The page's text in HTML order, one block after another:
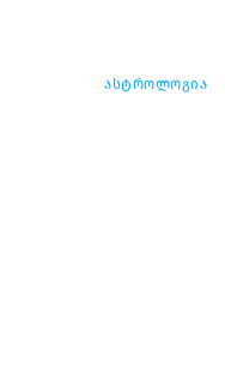
ასტროლოგია